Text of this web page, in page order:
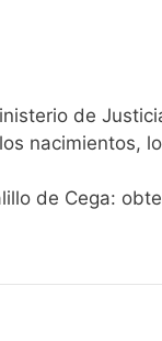
de
nacimientos,
de Cega: